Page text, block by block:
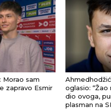
Morao sam
zapravo Esmir
oglasio:
dio ovoga,
plasman na